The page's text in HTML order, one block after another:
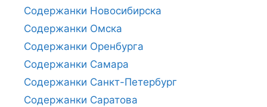
Содержанки Новосибирска
Содержанки Омска
Содержанки Оренбурга
Содержанки Самара
Содержанки Санкт-Петербург
Содержанки Саратова